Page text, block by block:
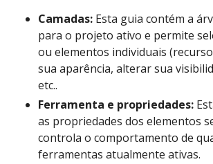
Camadas: Esta guia contém a
para o projeto ativo e permite
ou elementos individuais
sua aparência, alterar sua
etc..
Ferramenta e propriedades:
as propriedades dos elementos
controla o comportamento de
ferramentas atualmente ativas.